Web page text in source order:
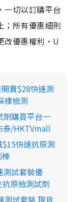
一切以訂購平台
；所有優惠細則
改優惠權利，U
賣$28快速測
樣檢測
劑購買平台一
泰/HKTVmall
$15快速抗原測
測試套裝優
原檢測試劑
測試套裝 現貨